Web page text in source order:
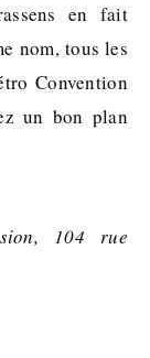
en fait
nom, tous les
Convention
un bon plan
104 rue